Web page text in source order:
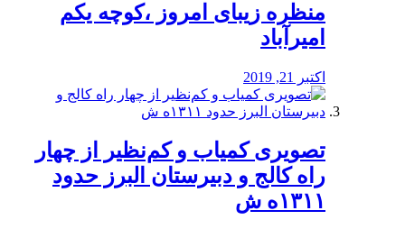
منظره‌‌ زیبای امروز ،کوچه یکم
امیرآباد
اکتبر 21, 2019
️تصویری کمیاب و کم‌نظیر از چهار
راه كالج و دبيرستان البرز حدود
۱۳۱۱ه ش